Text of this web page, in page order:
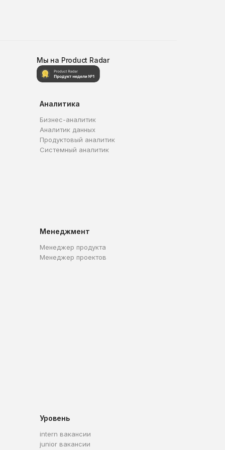
Мы на Product Radar
Аналитика
Бизнес-аналитик
Аналитик данных
Продуктовый аналитик
Системный аналитик
Менеджмент
Менеджер продукта
Менеджер проектов
Уровень
intern вакансии
junior вакансии